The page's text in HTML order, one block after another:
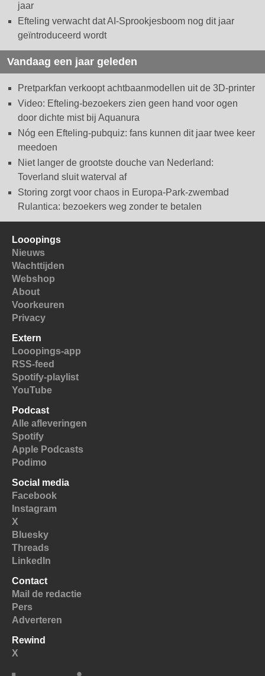
jaar
Efteling verwacht dat AI-Sprookjesboom nog dit jaar
geïntroduceerd wordt
Vandaag een jaar geleden
Pretparkfan verkoopt achtbaanmodellen uit de 3D-printer
Video: Efteling-bezoekers zien geen hand voor ogen
door dichte mist bij Aquanura
Nóg een Efteling-pubquiz: fans kunnen dit jaar twee keer
meedoen
Niet langer de grootste douche van Nederland:
Toverland sluit waterval af
Storing zorgt voor chaos in Europa-Park-zwembad
Rulantica: bezoekers weg zonder te betalen
Looopings
Nieuws
Wachttijden
Webshop
About
Voorkeuren
Privacy
Extern
Looopings-app
RSS-feed
Spotify-playlist
YouTube
Podcast
Alle afleveringen
Spotify
Apple Podcasts
Podimo
Social media
Facebook
Instagram
X
Bluesky
Threads
LinkedIn
Contact
Mail de redactie
Pers
Adverteren
Rewind
X